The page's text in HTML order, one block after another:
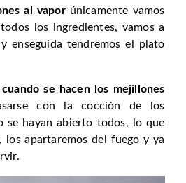
al vaporúnicamente vamos
los ingredientes, vamos a
enseguida tendremos el plato
cuando se hacen los mejillones
con la cocción de los
se hayan abierto todos, lo que
los apartaremos del fuego y ya